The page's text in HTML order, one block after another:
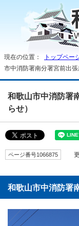
現在の位置： トップペー
市中消防署南分署宮前出
和歌山市中消防署
らせ）
ページ番号1066875 更
和歌山市中消防署